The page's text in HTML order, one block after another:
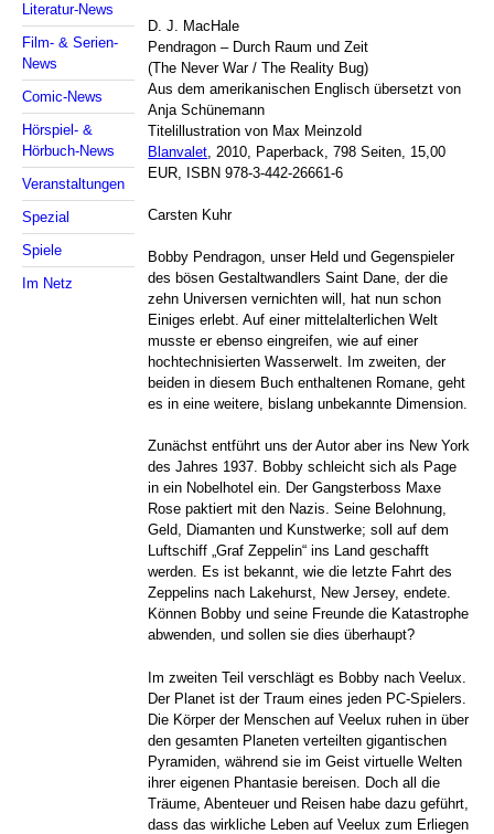
Literatur-News
Film- & Serien-
News
Comic-News
Hörspiel- &
Hörbuch-News
Veranstaltungen
Spezial
Spiele
Im Netz
D. J. MacHale
Pendragon – Durch Raum und Zeit
(The Never War / The Reality Bug)
Aus dem amerikanischen Englisch übersetzt von
Anja Schünemann
Titelillustration von Max Meinzold
Blanvalet , 2010, Paperback, 798 Seiten, 15,00
EUR, ISBN 978-3-442-26661-6
Carsten Kuhr
Bobby Pendragon, unser Held und Gegenspieler
des bösen Gestaltwandlers Saint Dane, der die
zehn Universen vernichten will, hat nun schon
Einiges erlebt. Auf einer mittelalterlichen Welt
musste er ebenso eingreifen, wie auf einer
hochtechnisierten Wasserwelt. Im zweiten, der
beiden in diesem Buch enthaltenen Romane, geht
es in eine weitere, bislang unbekannte Dimension.
Zunächst entführt uns der Autor aber ins New York
des Jahres 1937. Bobby schleicht sich als Page
in ein Nobelhotel ein. Der Gangsterboss Maxe
Rose paktiert mit den Nazis. Seine Belohnung,
Geld, Diamanten und Kunstwerke; soll auf dem
Luftschiff „Graf Zeppelin“ ins Land geschafft
werden. Es ist bekannt, wie die letzte Fahrt des
Zeppelins nach Lakehurst, New Jersey, endete.
Können Bobby und seine Freunde die Katastrophe
abwenden, und sollen sie dies überhaupt?
Im zweiten Teil verschlägt es Bobby nach Veelux.
Der Planet ist der Traum eines jeden PC-Spielers.
Die Körper der Menschen auf Veelux ruhen in über
den gesamten Planeten verteilten gigantischen
Pyramiden, während sie im Geist virtuelle Welten
ihrer eigenen Phantasie bereisen. Doch all die
Träume, Abenteuer und Reisen habe dazu geführt,
dass das wirkliche Leben auf Veelux zum Erliegen